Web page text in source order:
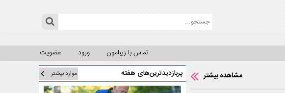
عضویت ورود
تماس با زیبامون
مشاهده بیشتر
پربازدیدترین‌های هفته موارد بیشتر